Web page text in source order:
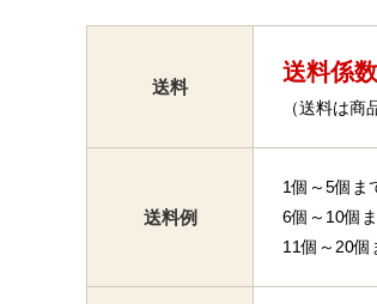
送料
送料係
（送料は商
送料例
1個～5個ま
6個～10個
11個～20個